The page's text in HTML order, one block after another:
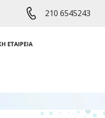
210 6545243